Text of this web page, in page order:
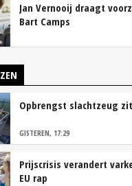
Jan Vernooij draagt
Bart Camps
Opbrengst slachtzeug
GISTEREN, 17:29
Prijscrisis verandert
EU rap